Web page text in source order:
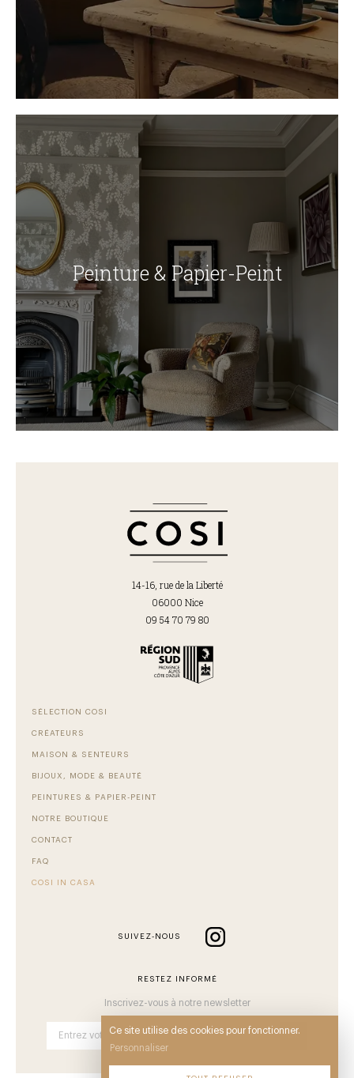
Peinture & Papier-Peint
14-16, rue de la Liberté
06000 Nice
09 54 70 79 80
SÉLECTION COSI
CRÉATEURS
MAISON & SENTEURS
BIJOUX, MODE & BEAUTÉ
PEINTURES & PAPIER-PEINT
NOTRE BOUTIQUE
CONTACT
FAQ
COSI IN CASA
SUIVEZ-NOUS
RESTEZ INFORMÉ
Inscrivez-vous à notre newsletter
OK
Ce site utilise des cookies pour fonctionner.
Personnaliser